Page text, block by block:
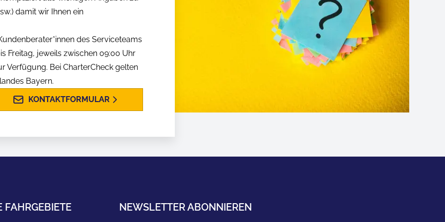
damit wir Ihnen ein
des Serviceteams
Freitag, jeweils zwischen 09:00 Uhr
Verfügung. Bei CharterCheck gelten
Bayern.
KONTAKTFORMULAR
FAHRGEBIETE NEWSLETTER ABONNIEREN